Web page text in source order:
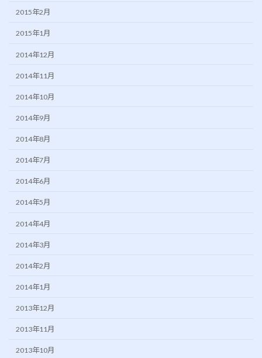
2015年2月
2015年1月
2014年12月
2014年11月
2014年10月
2014年9月
2014年8月
2014年7月
2014年6月
2014年5月
2014年4月
2014年3月
2014年2月
2014年1月
2013年12月
2013年11月
2013年10月